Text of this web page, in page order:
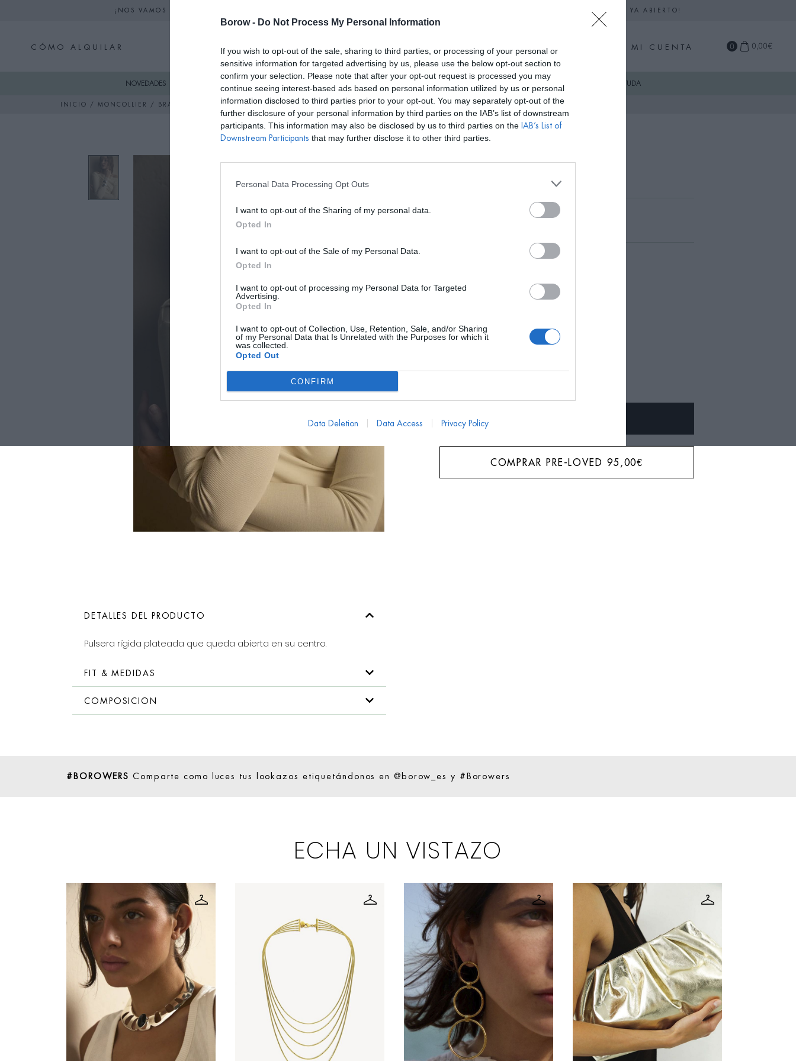
Borow - Do Not Process My Personal Information
If you wish to opt-out of the sale, sharing to third parties, or processing of your personal or
sensitive information for targeted advertising by us, please use the below opt-out section to
confirm your selection. Please note that after your opt-out request is processed you may
continue seeing interest-based ads based on personal information utilized by us or personal
information disclosed to third parties prior to your opt-out. You may separately opt-out of the
further disclosure of your personal information by third parties on the IAB’s list of downstream
participants. This information may also be disclosed by us to third parties on the IAB’s List of
Downstream Participants that may further disclose it to other third parties.
Personal Data Processing Opt Outs
I want to opt-out of the Sharing of my personal data.
Opted In
I want to opt-out of the Sale of my Personal Data.
Opted In
I want to opt-out of processing my Personal Data for Targeted
Advertising.
Opted In
I want to opt-out of Collection, Use, Retention, Sale, and/or Sharing
of my Personal Data that Is Unrelated with the Purposes for which it
was collected.
Opted Out
CONFIRM
Data Deletion Data Access Privacy Policy
¡NOS VAMOS DE VACACIONES! NO SE REALIZARÁN ALQUILERES HASTA EL 24 DE AGOSTO. EL CALENDARIO DE SEPTIEMBRE YA ABIERTO!
CÓMO ALQUILAR MI CUENTA 0 0,00€
NOVEDADES AYUDA
INICIO / MONCOLLIER / BRAZALETE LAVA PLATA
DETALLES DEL PRODUCTO
Pulsera rígida plateada que queda abierta en su centro.
FIT & MEDIDAS
COMPOSICION
Brazalete Lava Plata
REF: MONAC13102.
AYUDA TALLA
Talla
COMPRAR PRE-LOVED 95,00€
#BOROWERS Comparte como luces tus lookazos etiquetándonos en @borow_es y #Borowers
ECHA UN VISTAZO